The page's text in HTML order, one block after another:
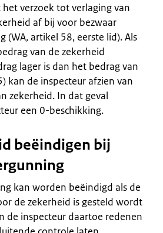
verzoek tot verlaging van
af bij voor bezwaar
(WA, artikel 58, eerste lid). Als
van de zekerheid
lager is dan het bedrag van
kan de inspecteur afzien van
zekerheid. In dat geval
een 0-beschikking.
beëindigen bij
kan worden beëindigd als de
de zekerheid is gesteld wordt
de inspecteur daartoe redenen